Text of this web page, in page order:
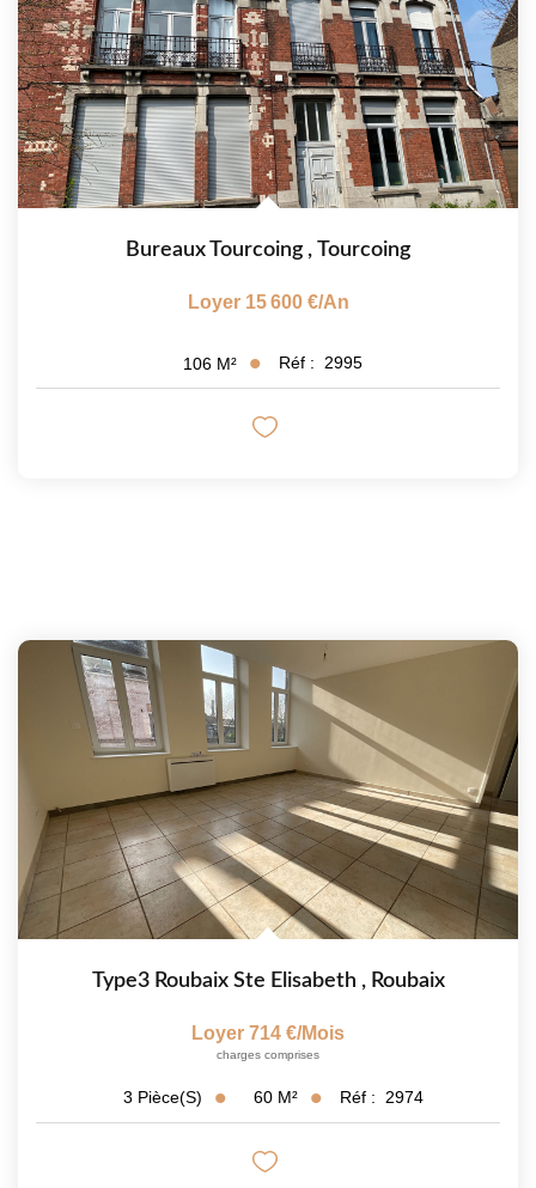
Bureaux Tourcoing , Tourcoing
Loyer 15 600 €/an
106 M² Réf : 2995
Type3 Roubaix Ste Elisabeth , Roubaix
Loyer 714 €/mois
charges comprises
3 Pièce(s) 60 M² Réf : 2974